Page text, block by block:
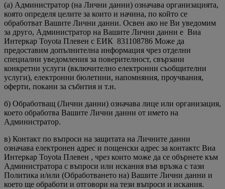
(a) Администратор (на Лични данни) означава организацията,
която определя целите за които и начина, по който се
обработват Вашите Лични данни. Освен ако не Ви уведомим
за друго, Администратор на Вашите Лични данни е Виа
Интеркар Toyota Плевен с ЕИК 831108786 Може да
предоставим допълнителна информация чрез отделни
специални уведомления за поверителност, свързани
конкретни услуги (включително електронни съобщителни
услуги), електронни бюлетини, напомняния, проучвания,
оферти, покани за събития и т.н.
б) Обработващ (Лични данни) означава лице или организация,
което обработва Вашите Лични данни от името на
Администратор.
в) Контакт по въпроси на защитата на Личните данни
означава електронен адрес и пощенски адрес за контактс Виа
Интеркар Toyota Плевен , чрез които може да се обърнете към
Администратора с въпроси или искания във връзка с тази
Политика и/или (Обработването на) Вашите Лични данни и
което ще обработи и отговори на тези въпроси и искания.